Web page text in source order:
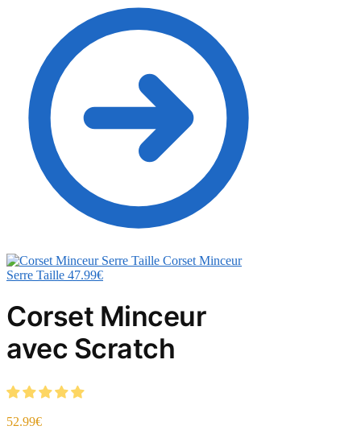
Corset Minceur
Serre Taille 47.99€
Corset Minceur
avec Scratch
52.99€